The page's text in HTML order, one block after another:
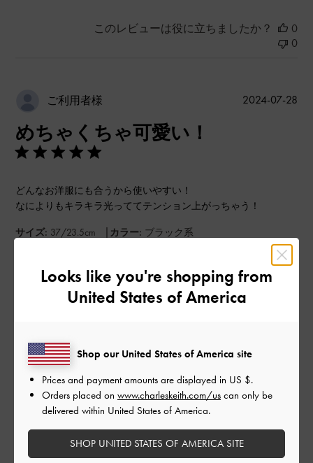
このレビューは役に立ちましたか？
0
0
ご利用者様
めちゃくちゃ可愛い！
どんなお洋服にも合うから使いやすい！
なによりもキラキラ光っててテンション上がっちゃう！
サイズ: 37/23.5cm | カラー: ブラック系
よよよよがかかかかなかり
もっと見る
公
2024-07-28
Looks like you're shopping from
United States of America
Shop our United States of America site
Prices and payment amounts are displayed in US $.
Orders placed on www.charleskeith.com/us can only be
delivered within United States of America.
SHOP UNITED STATES OF AMERICA SITE